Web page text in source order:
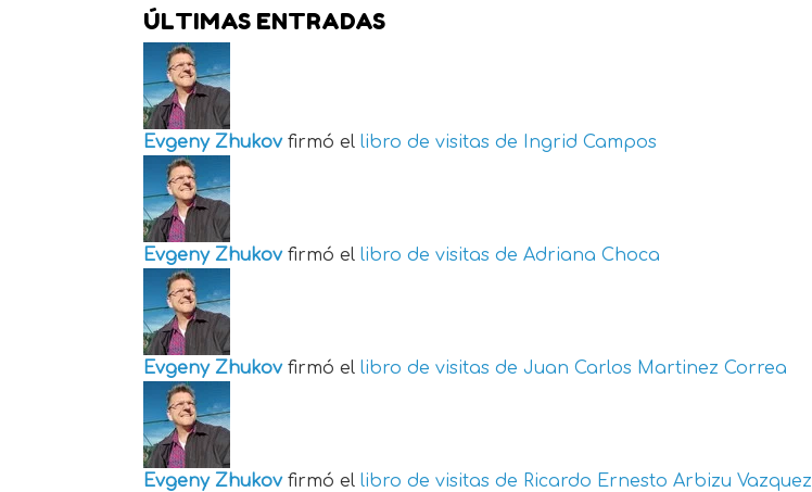
ÚLTIMAS ENTRADAS
Evgeny Zhukov firmó el libro de visitas de Ingrid Campos
Evgeny Zhukov firmó el libro de visitas de Adriana Choca
Evgeny Zhukov firmó el libro de visitas de Juan Carlos Martinez Correa
Evgeny Zhukov firmó el libro de visitas de Ricardo Ernesto Arbizu Vazquez